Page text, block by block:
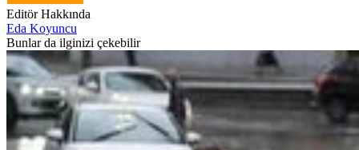
Editör Hakkında
Eda Koyuncu
Bunlar da ilginizi çekebilir